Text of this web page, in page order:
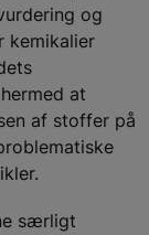
og
kemikalier
at
af stoffer på
særligt